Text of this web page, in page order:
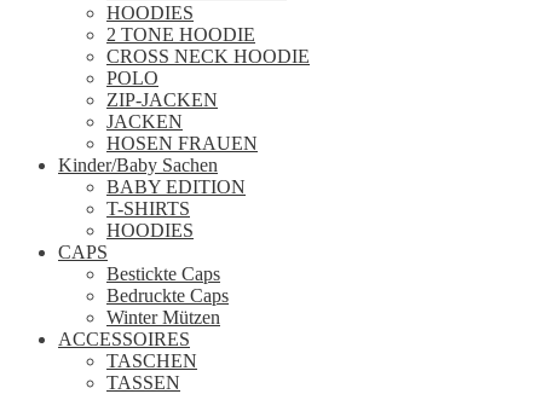
HOODIES
2 TONE HOODIE
CROSS NECK HOODIE
POLO
ZIP-JACKEN
JACKEN
HOSEN FRAUEN
Kinder/Baby Sachen
BABY EDITION
T-SHIRTS
HOODIES
CAPS
Bestickte Caps
Bedruckte Caps
Winter Mützen
ACCESSOIRES
TASCHEN
TASSEN